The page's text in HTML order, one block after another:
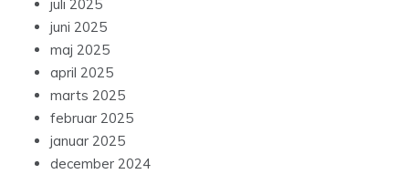
juli 2025
juni 2025
maj 2025
april 2025
marts 2025
februar 2025
januar 2025
december 2024